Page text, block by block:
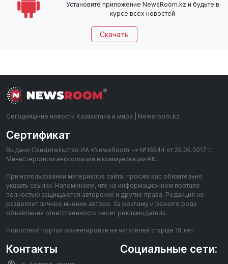
Установите приложение NewsRoom.kz и будьте в
курсе всех новостей
Скачать
Сегодняшние новости Казахстана и мира | Newsroom.kz
Сертификат
Выдано Свидетельство ИА «NewsRoom +» №16544 от 25.05.2017 г.
Министерством информации и коммуникации РК.
При использовании материалов сайта, просим вас обязательно
указать ссылки. Напоминаем, что на информационном портале
полностью защищаются авторские и другие права. Редакция не
разделяет личное мнение автора. За рекламу и разного рода
объявления ответственность несет рекламодатель.
Новостной портал ориентирован на читателей старше 18 лет.
Контакты Социальные сети: